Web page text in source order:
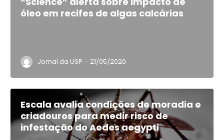
óleo em recifes de algas calcárias
Jornal da USP · 21/05/2020
Escala avalia condições de moradia e
criadouros para medir risco de
infestação do Aedes aegypti